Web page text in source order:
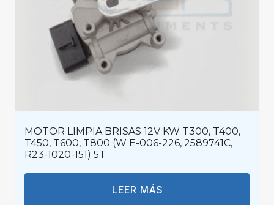
MOTOR LIMPIA BRISAS 12V KW T300, T400,
T450, T600, T800 (W E-006-226, 2589741C,
R23-1020-151) 5T
LEER MÁS